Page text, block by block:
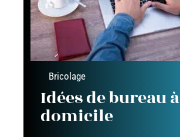
Bricolage
Idées de bureau à
domicile